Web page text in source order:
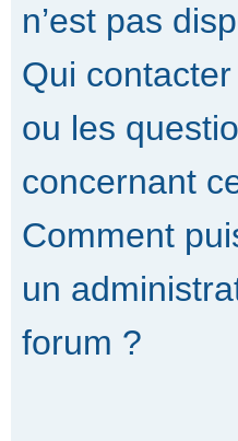
n’est pas
Qui
ou les
concernant
Comment
un
forum ?